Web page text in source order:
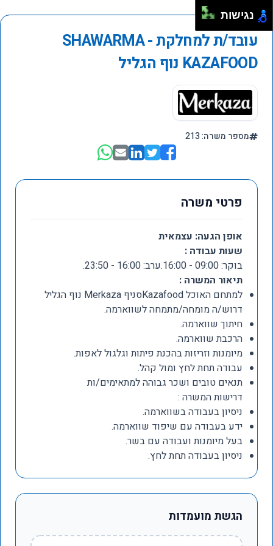
עובד/ת למחלקת SHAWARMA -
KAZAFOOD נוף הגליל
מספר משרה: 213
פרטי משרה
אופן הגעה: עצמאית
שעות עבודה :
בוקר: 09:00 - 16:00.ערב: 16:00 - 23:50.
תיאור המשרה :
למתחם האוכל Kazafoodסניף Merkaza נוף הגליל
דרוש/ה מומחה/מתמחה לשווארמה.
חיתוך שווארמה.
הרכבת שווארמה.
מיומנות וזריזות בהכנת פיתות וגלגול לאפות.
עבודה תחת לחץ ומול קהל.
תנאים טובים ושכר גבוהה למתאימים/ות
דרישות המשרה :
ניסיון בעבודה בשווארמה.
ידע בעבודה עם שיפוד שווארמה.
בעל מיומנות ועבודה עם בשר.
ניסיון בעבודה תחת לחץ.
הגשת מועמדות
נגישות